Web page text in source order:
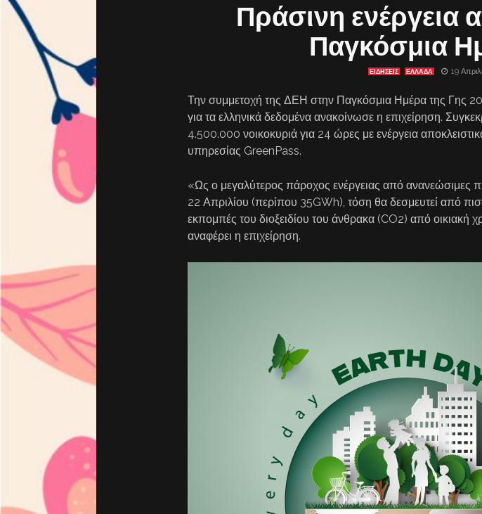
Πράσινη ενέργεια
Παγκόσμια
ΕΙΔΗΣΕΙΣ ΕΛΛΑΔΑ 19
Την συμμετοχή της ΔΕΗ στην Παγκόσμια Ημέρα της Γης
για τα ελληνικά δεδομένα ανακοίνωσε η επιχείρηση.
4.500.000 νοικοκυριά για 24 ώρες με ενέργεια
υπηρεσίας GreenPass.
«Ως ο μεγαλύτερος πάροχος ενέργειας από ανανεώσιμες
22 Απριλίου (περίπου 35GWh), τόση θα δεσμευτεί από
εκπομπές του διοξειδίου του άνθρακα (CO2) από
αναφέρει η επιχείρηση.